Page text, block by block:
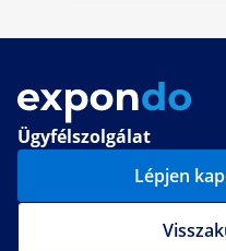
Ügyfélszolgálat
Lépjen